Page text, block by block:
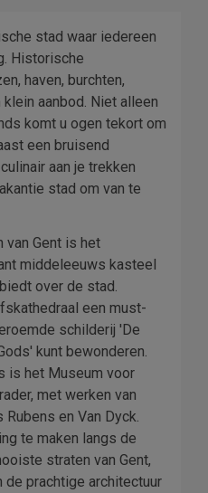
stad waar iedereen
Historische
haven, burchten,
aanbod. Niet alleen
komt u ogen tekort om
een bruisend
aan je trekken
stad om van te
van Gent is het
middeleeuws kasteel
over de stad.
een must-
schilderij 'De
kunt bewonderen.
is het Museum voor
met werken van
en Van Dyck.
te maken langs de
straten van Gent,
de prachtige architectuur